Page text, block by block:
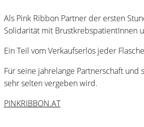
Als Pink Ribbon Partner der ersten
Solidarität mit BrustkrebspatientInnen
Ein Teil vom Verkaufserlös jeder
Für seine jahrelange Partnerschaft
sehr selten vergeben wird.
PINKRIBBON.AT